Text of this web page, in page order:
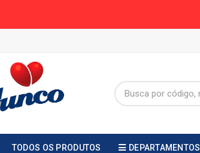
TODOS OS PRODUTOS DEPARTAMENTOS